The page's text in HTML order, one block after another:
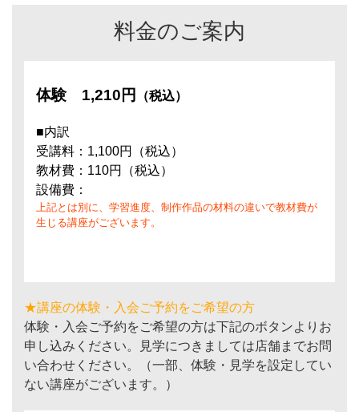
料金のご案内
体験 1,210円 （税込）
■内訳
受講料：1,100円（税込）
教材費：110円（税込）
設備費：
上記とは別に、学習進度、制作作品の材料の違いで教材費が
生じる講座がございます。
★講座の体験・入会ご予約をご希望の方
体験・入会ご予約をご希望の方は下記のボタンよりお
申し込みください。見学につきましては店舗までお問
い合わせください。（一部、体験・見学を設定してい
ない講座がございます。）